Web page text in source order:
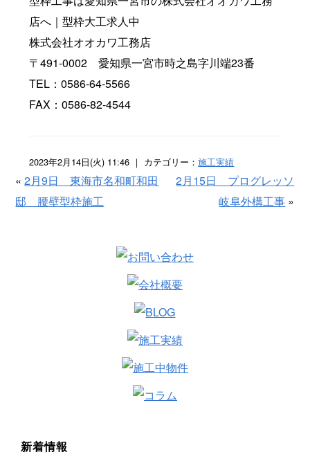
店へ｜型枠大工求人中
株式会社オオカワ工務店
〒491-0002 愛知県一宮市時之島字川端23番
TEL：0586-64-5566
FAX：0586-82-4544
2023年2月14日(火) 11:46 ｜ カテゴリー：施工実績
«2月9日 東海市名和町和田
邸 腰壁型枠施工
2月15日 プログレッソ
岐阜外構工事 »
新着情報